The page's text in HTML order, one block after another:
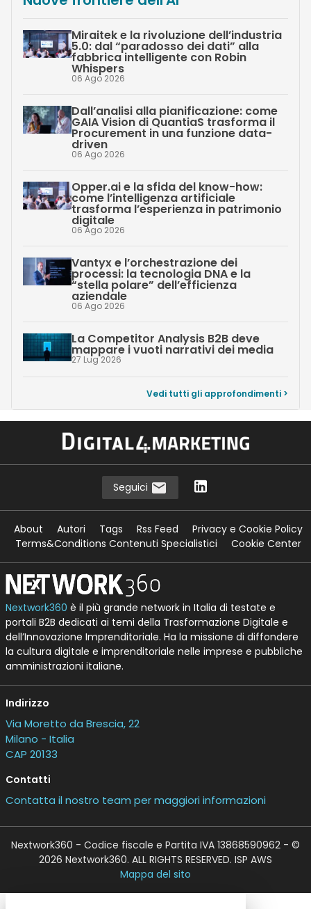
Miraitek e la rivoluzione dell’industria
5.0: dal “paradosso dei dati” alla
fabbrica intelligente con Robin
Whispers
06 Ago 2026
Dall’analisi alla pianificazione: come
GAIA Vision di QuantiaS trasforma il
Procurement in una funzione data-
driven
06 Ago 2026
Opper.ai e la sfida del know-how:
come l’intelligenza artificiale
trasforma l’esperienza in patrimonio
digitale
06 Ago 2026
Vantyx e l’orchestrazione dei
processi: la tecnologia DNA e la
“stella polare” dell’efficienza
aziendale
06 Ago 2026
La Competitor Analysis B2B deve
mappare i vuoti narrativi dei media
27 Lug 2026
Vedi tutti gli approfondimenti >
Seguici
About Autori Tags Rss Feed
Privacy e Cookie Policy
Terms&Conditions Contenuti Specialistici
Cookie Center
Nextwork360 è il più grande network in Italia di testate e
portali B2B dedicati ai temi della Trasformazione Digitale e
dell’Innovazione Imprenditoriale. Ha la missione di diffondere
la cultura digitale e imprenditoriale nelle imprese e pubbliche
amministrazioni italiane.
Indirizzo
Via Moretto da Brescia, 22
Milano - Italia
CAP 20133
Contatti
Contatta il nostro team per maggiori informazioni
Nextwork360 - Codice fiscale e Partita IVA 13868590962 - ©
2026 Nextwork360. ALL RIGHTS RESERVED. ISP AWS
Mappa del sito